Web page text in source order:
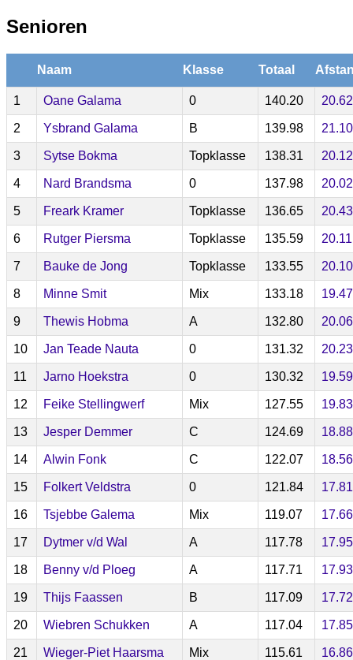
Senioren
Naam Klasse Totaal
1 Oane Galama 0 140.20 20.62
2 Ysbrand Galama B 139.98 21.10
3 Sytse Bokma Topklasse 138.31 20.12
4 Nard Brandsma 0 137.98 20.02
5 Freark Kramer Topklasse 136.65 20.43
6 Rutger Piersma Topklasse 135.59 20.11
7 Bauke de Jong Topklasse 133.55 20.10
8 Minne Smit Mix 133.18 19.47
9 Thewis Hobma A 132.80 20.06
10 Jan Teade Nauta 0 131.32 20.23
11 Jarno Hoekstra 0 130.32 19.59
12 Feike Stellingwerf Mix 127.55 19.83
13 Jesper Demmer C 124.69 18.88
14 Alwin Fonk C 122.07 18.56
15 Folkert Veldstra 0 121.84 17.81
16 Tsjebbe Galema Mix 119.07 17.66
17 Dytmer v/d Wal A 117.78 17.95
18 Benny v/d Ploeg A 117.71 17.93
19 Thijs Faassen B 117.09 17.72
20 Wiebren Schukken A 117.04 17.85
21 Wieger-Piet Haarsma Mix 115.61 16.86